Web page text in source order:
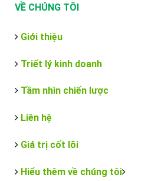
VỀ CHÚNG TÔI
Giới thiệu
Triết lý kinh doanh
Tầm nhìn chiến lược
Liên hệ
Giá trị cốt lõi
Hiểu thêm về chúng tôi